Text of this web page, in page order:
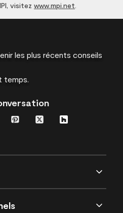
visitez www.mpi.net
les plus récents conseils
temps.